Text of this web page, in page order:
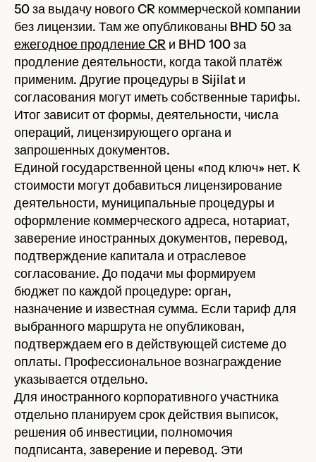
50 за выдачу нового CR коммерческой компании
без лицензии. Там же опубликованы BHD 50 за
ежегодное продление CR и BHD 100 за
продление деятельности, когда такой платёж
применим. Другие процедуры в Sijilat и
согласования могут иметь собственные тарифы.
Итог зависит от формы, деятельности, числа
операций, лицензирующего органа и
запрошенных документов.
Единой государственной цены «под ключ» нет. К
стоимости могут добавиться лицензирование
деятельности, муниципальные процедуры и
оформление коммерческого адреса, нотариат,
заверение иностранных документов, перевод,
подтверждение капитала и отраслевое
согласование. До подачи мы формируем
бюджет по каждой процедуре: орган,
назначение и известная сумма. Если тариф для
выбранного маршрута не опубликован,
подтверждаем его в действующей системе до
оплаты. Профессиональное вознаграждение
указывается отдельно.
Для иностранного корпоративного участника
отдельно планируем срок действия выписок,
решения об инвестиции, полномочия
подписанта, заверение и перевод. Эти